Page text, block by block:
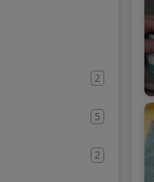
2
5
2